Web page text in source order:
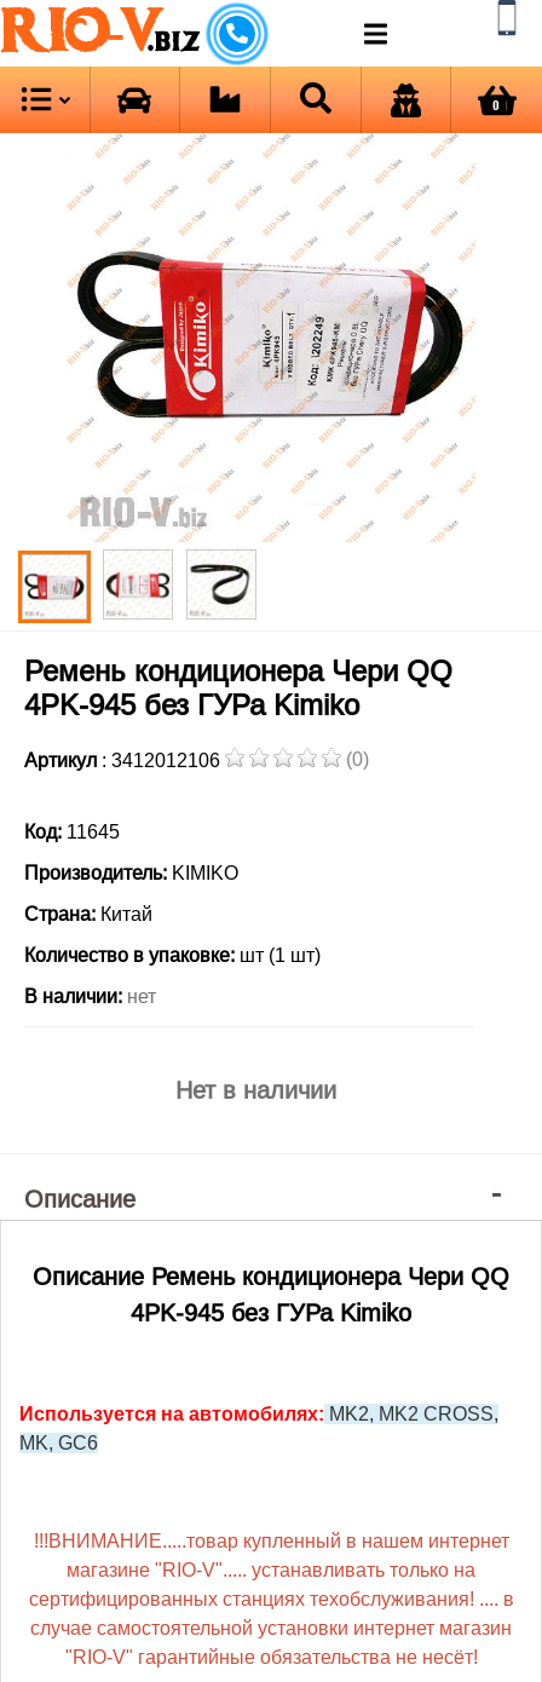
RIO-V.biz
0
Ремень кондиционера Чери QQ
4PK-945 без ГУРа Kimiko
Артикул : 3412012106 (0)
Код: 11645
Производитель: KIMIKO
Страна: Китай
Количество в упаковке: шт (1 шт)
В наличии: нет
Нет в наличии
Описание
Описание Ремень кондиционера Чери QQ
4PK-945 без ГУРа Kimiko
Используется на автомобилях: MK2, MK2 CROSS,
MK, GC6
gidrousilitelya-
!!!ВНИМАНИЕ.....товар купленный в нашем интернет
магазине "RIO-V"..... устанавливать только на
сертифицированных станциях техобслуживания! .... в
случае самостоятельной установки интернет магазин
"RIO-V" гарантийные обязательства не несёт!